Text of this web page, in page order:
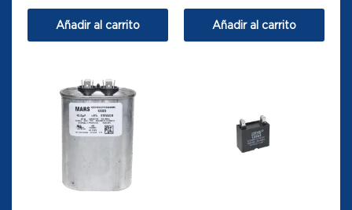
Añadir al carrito Añadir al carrito